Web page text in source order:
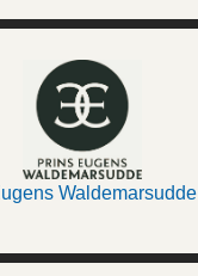
Waldemarsudde